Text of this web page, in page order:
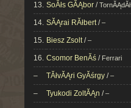
13. SoĂłs GĂĄbor /TornĂĄdĂł
14. SĂĄrai RĂłbert/–
15. Biesz Zsolt/–
16. Csomor BenĂś / Ferrari
– TĂłvĂĄri GyĂśrgy /–
– Tyukodi ZoltĂĄn /–